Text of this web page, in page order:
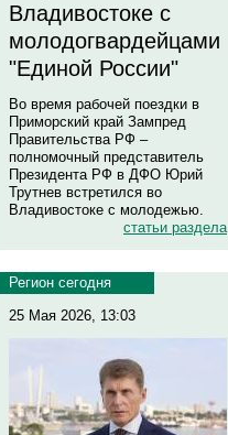
Владивостоке с
молодогвардейцами
"Единой России"
Во время рабочей поездки в
Приморский край Зампред
Правительства РФ –
полномочный представитель
Президента РФ в ДФО Юрий
Трутнев встретился во
Владивостоке с молодежью.
статьи раздела
Регион сегодня
25 Мая 2026, 13:03